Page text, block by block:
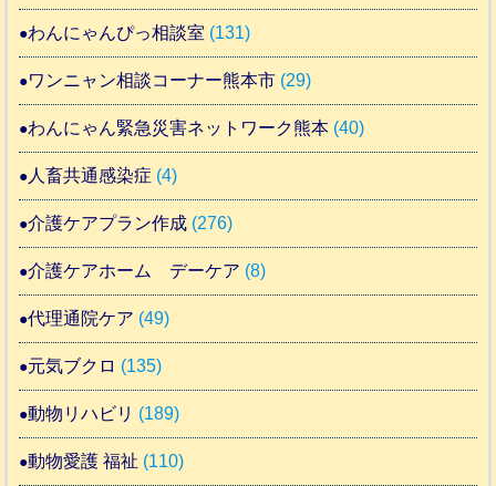
わんにゃんぴっ相談室 (131)
ワンニャン相談コーナー熊本市 (29)
わんにゃん緊急災害ネットワーク熊本 (40)
人畜共通感染症 (4)
介護ケアプラン作成 (276)
介護ケアホーム デーケア (8)
代理通院ケア (49)
元気ブクロ (135)
動物リハビリ (189)
動物愛護 福祉 (110)